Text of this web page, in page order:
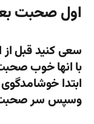
اول صحبت
سعی کنید قبل
با انها خوب
ابتدا
وسپس سر صحبت